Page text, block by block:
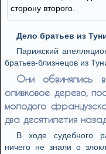
сторону второго.
Дело братьев из
Парижский
братьев-близнецов из
Они обвинялись
оливковое дерево,
молодого
два десятилетия
В ходе судебного
ничего не знали о